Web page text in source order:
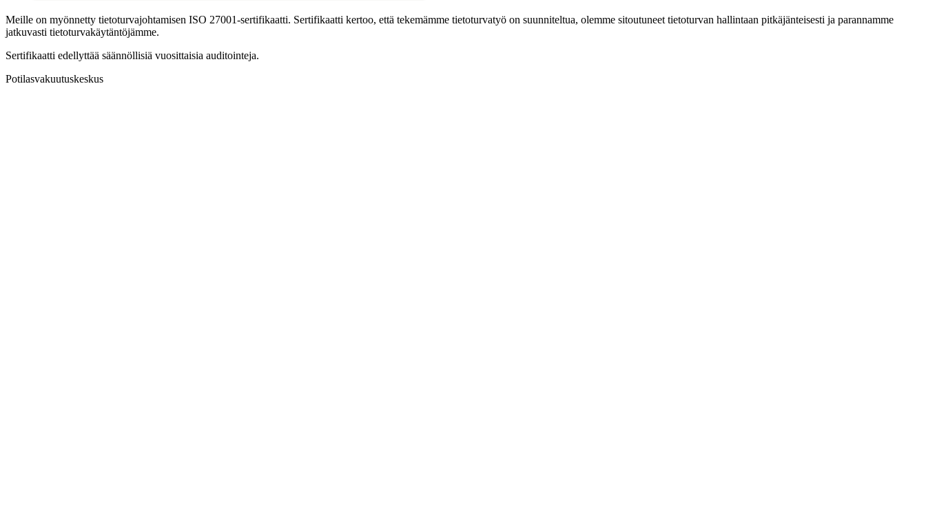
Meille on myönnetty tietoturvajohtamisen ISO 27001-sertifikaatti. Sertifikaatti kertoo, että tekemämme tietoturvatyö on suunniteltua, olemme sitoutuneet tietoturvan hallintaan pitkäjänteisesti ja parannamme
jatkuvasti tietoturvakäytäntöjämme.
Sertifikaatti edellyttää säännöllisiä vuosittaisia auditointeja.
Potilasvakuutuskeskus